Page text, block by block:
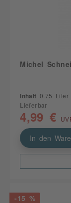
Michel
Inhalt 0.75 Liter
Lieferbar
4,99 €
In den
-15 %